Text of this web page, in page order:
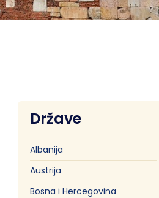
Države
Albanija
Austrija
Bosna i Hercegovina